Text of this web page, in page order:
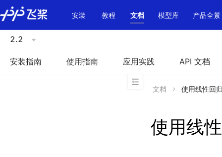
\u200E
安装
教程 文档 模型库 产品全景
2.2
安装指南 使用指南 应用实践 API 文档
文档 使用线性回
使用线